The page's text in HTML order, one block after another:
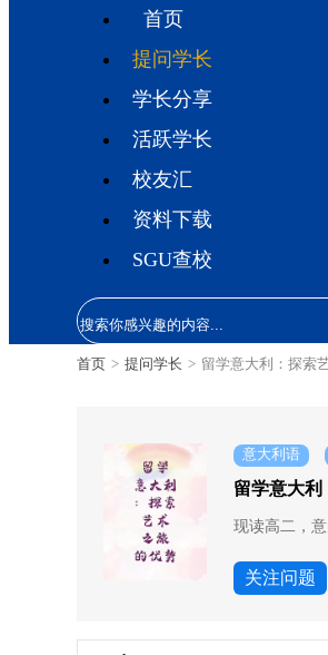
首页
提问学长
学长分享
活跃学长
校友汇
资料下载
SGU查校
首页 > 提问学长 > 留学意大利：探索
意大利语
留学意大利
现读高二，
关注问题